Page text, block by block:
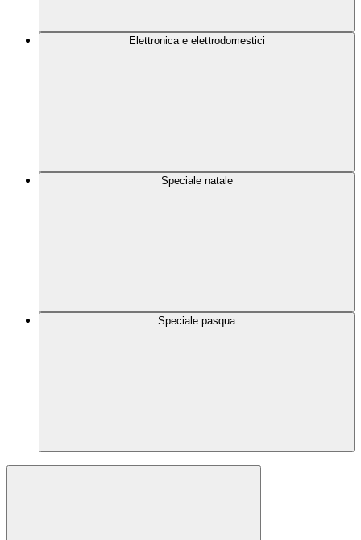
Elettronica e elettrodomestici
Speciale natale
Speciale pasqua